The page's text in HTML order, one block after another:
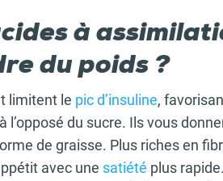
à
du poids ?
limitent le pic d’insuline,
du sucre. Ils vous
de graisse. Plus riches en
avec une satiété plus